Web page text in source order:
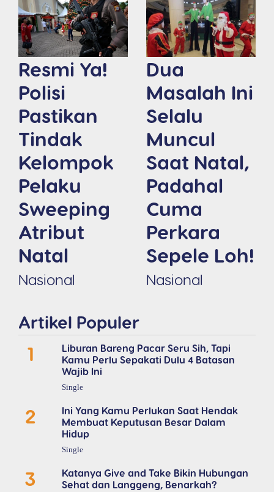
Resmi Ya!
Polisi
Pastikan
Tindak
Kelompok
Pelaku
Sweeping
Atribut
Natal
Nasional
Dua
Masalah Ini
Selalu
Muncul
Saat Natal,
Padahal
Cuma
Perkara
Sepele Loh!
Nasional
Artikel Populer
1
Liburan Bareng Pacar Seru Sih, Tapi
Kamu Perlu Sepakati Dulu 4 Batasan
Wajib Ini
Single
2
Ini Yang Kamu Perlukan Saat Hendak
Membuat Keputusan Besar Dalam
Hidup
Single
3
Katanya Give and Take Bikin Hubungan
Sehat dan Langgeng, Benarkah?